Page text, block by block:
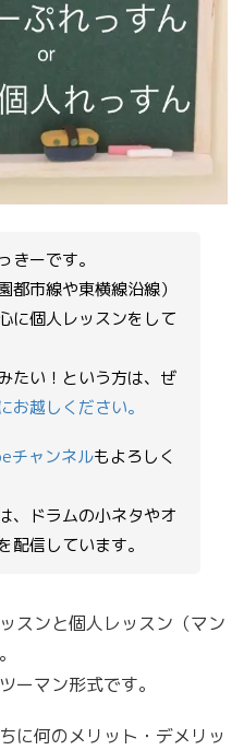
きーです。
都市線や東横線沿線）
に個人レッスンをして
たい！という方は、ぜ
お越しください。
チャンネルもよろしく
、ドラムの小ネタやオ
配信しています。
スンと個人レッスン（マン
ーマン形式です。
に何のメリット・デメリッ